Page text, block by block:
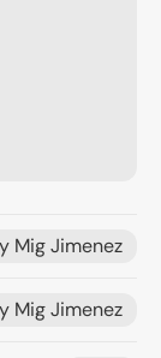
Mig Jimenez
Mig Jimenez